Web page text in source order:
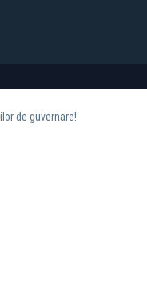
de guvernare!